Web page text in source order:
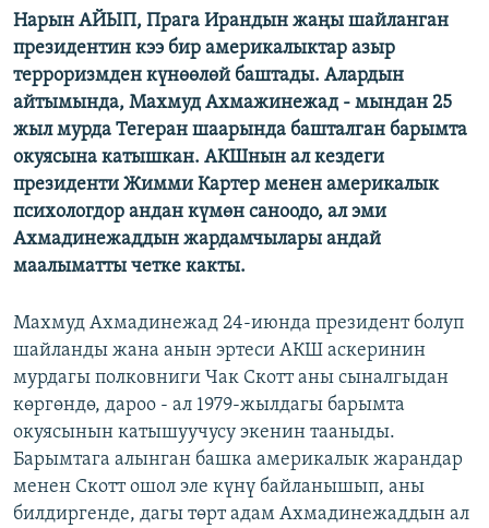
ДАНИСТЕ
ЭЖЕ-СИҢДИЛЕР
АЗАТТЫК+
ЫҢГАЙСЫЗ СУРООЛОР
ОНЛАЙН ШЕРИНЕ
ЭЕ/АРнун бардык сайттары
Нарын АЙЫП, Прага Ирандын жаңы шайланган
президентин кээ бир америкалыктар азыр
терроризмден күнөөлөй баштады. Алардын
айтымында, Махмуд Ахмажинежад - мындан 25
жыл мурда Тегеран шаарында башталган барымта
окуясына катышкан. АКШнын ал кездеги
президенти Жимми Картер менен америкалык
психологдор андан күмөн саноодо, ал эми
Ахмадинежаддын жардамчылары андай
маалыматты четке какты.
Махмуд Ахмадинежад 24-июнда президент болуп
шайланды жана анын эртеси АКШ аскеринин
мурдагы полковниги Чак Скотт аны сыналгыдан
көргөндө, дароо - ал 1979-жылдагы барымта
окуясынын катышуучусу экенин тааныды.
Барымтага алынган башка америкалык жарандар
менен Скотт ошол эле күнү байланышып, аны
билдиргенде, дагы төрт адам Ахмадинежаддын ал